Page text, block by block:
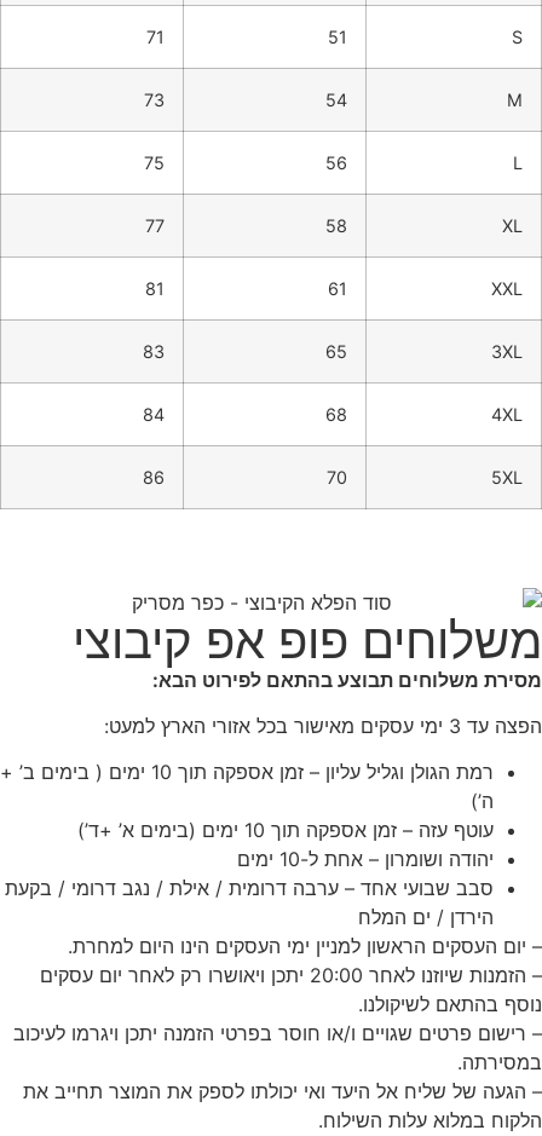
S
51
71
M
54
73
L
56
75
XL
58
77
XXL
61
81
3XL
65
83
4XL
68
84
5XL
70
86
משלוחים פופ אפ קיבוצי
מסירת משלוחים תבוצע בהתאם לפירוט הבא:
הפצה עד 3 ימי עסקים מאישור בכל אזורי הארץ למעט:
רמת הגולן וגליל עליון – זמן אספקה תוך 10 ימים ( בימים ב’ +
ה’)
עוטף עזה – זמן אספקה תוך 10 ימים (בימים א’ +ד’)
יהודה ושומרון – אחת ל-10 ימים
סבב שבועי אחד – ערבה דרומית / אילת / נגב דרומי / בקעת
הירדן / ים המלח
– יום העסקים הראשון למניין ימי העסקים הינו היום למחרת.
– הזמנות שיוזנו לאחר 20:00 יתכן ויאושרו רק לאחר יום עסקים
נוסף בהתאם לשיקולנו.
– רישום פרטים שגויים ו/או חוסר בפרטי הזמנה יתכן ויגרמו לעיכוב
במסירתה.
– הגעה של שליח אל היעד ואי יכולתו לספק את המוצר תחייב את
הלקוח במלוא עלות השילוח.